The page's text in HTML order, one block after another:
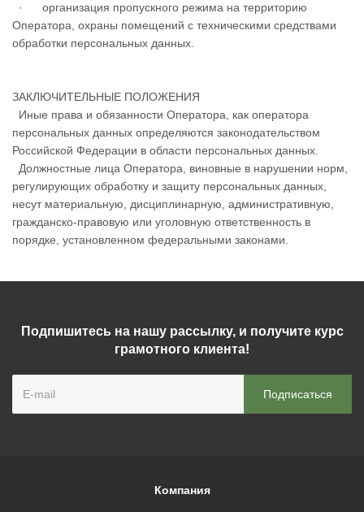
· организация пропускного режима на территорию
Оператора, охраны помещений с техническими средствами
обработки персональных данных.
ЗАКЛЮЧИТЕЛЬНЫЕ ПОЛОЖЕНИЯ
Иные права и обязанности Оператора, как оператора
персональных данных определяются законодательством
Российской Федерации в области персональных данных.
Должностные лица Оператора, виновные в нарушении норм,
регулирующих обработку и защиту персональных данных,
несут материальную, дисциплинарную, административную,
гражданско-правовую или уголовную ответственность в
порядке, установленном федеральными законами.
Подпишитесь на нашу рассылку, и получите курс
грамотного клиента!
Компания